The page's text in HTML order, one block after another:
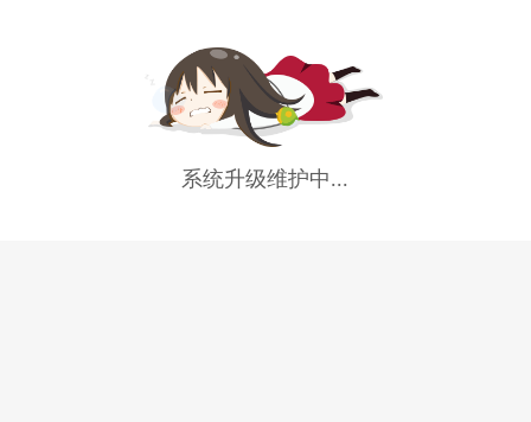
系统升级维护中...